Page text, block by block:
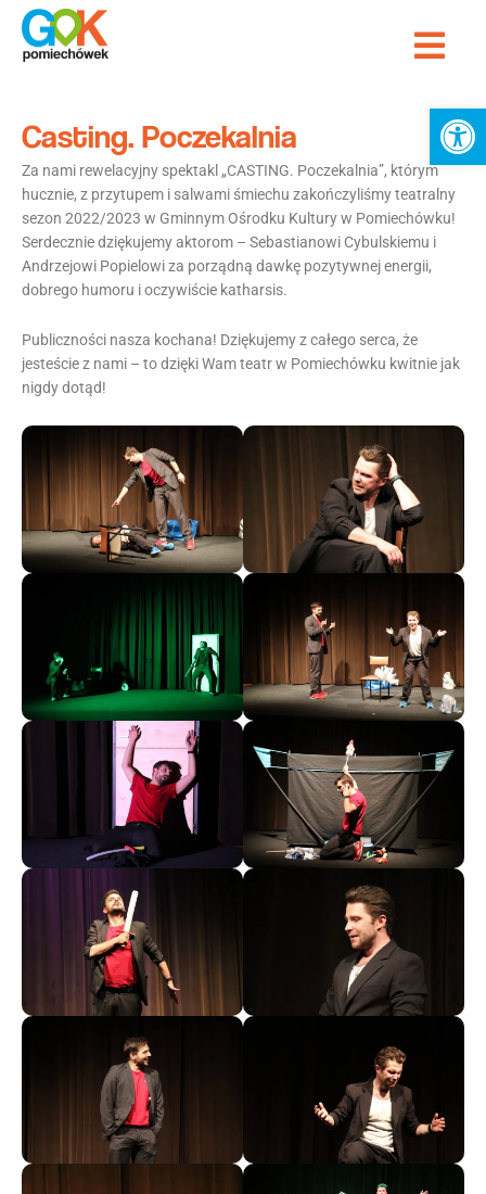
Przejdź
treści
Casting. Poczekalnia
Za nami rewelacyjny spektakl „CASTING. Poczekalnia”, którym
hucznie, z przytupem i salwami śmiechu zakończyliśmy teatralny
sezon 2022/2023 w Gminnym Ośrodku Kultury w Pomiechówku!
Serdecznie dziękujemy aktorom – Sebastianowi Cybulskiemu i
Andrzejowi Popielowi za porządną dawkę pozytywnej energii,
dobrego humoru i oczywiście katharsis.
Publiczności nasza kochana! Dziękujemy z całego serca, że
jesteście z nami – to dzięki Wam teatr w Pomiechówku kwitnie jak
nigdy dotąd!